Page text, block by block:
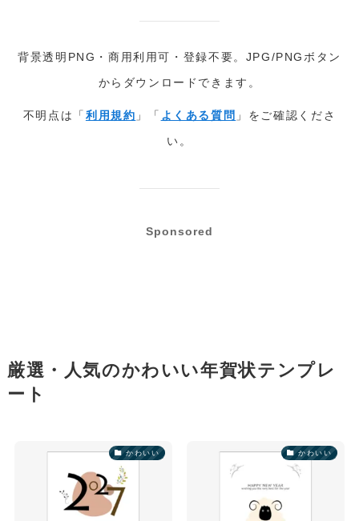
背景透明PNG・商用利用可・登録不要。JPG/PNGボタン
からダウンロードできます。
不明点は「利用規約 」「 よくある質問 」をご確認くださ
い。
Sponsored
厳選・人気のかわいい年賀状テンプレ
ート
かわいい かわいい